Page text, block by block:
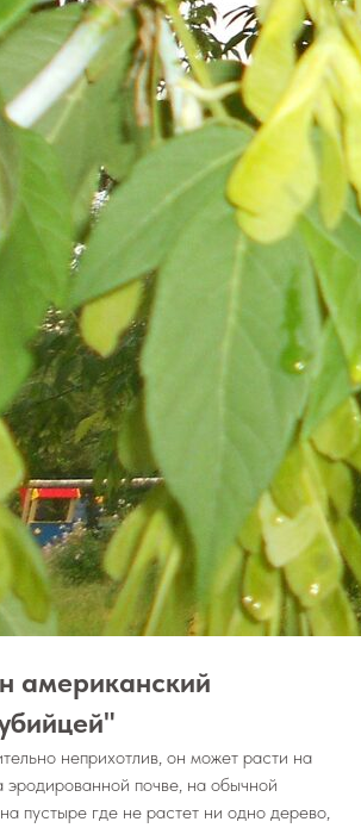
американский
неприхотлив, он может расти на
эродированной почве, на обычной
пустыре где не растет ни одно дерево,